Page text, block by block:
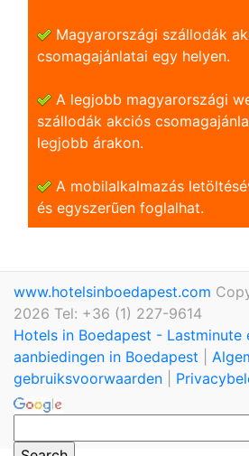
Magyarországi szállodák
csomagajánlatai egy helyen.
A legjobb magyarországi
szállodák akciós
legjobb árakon.
A mobilalkalmazás
és egyszerũen foglalhat.
www.hotelsinboedapest.com
2026 Tel: +36 (1) 227-9614
Hotels in Boedapest - Lastminute
aanbiedingen in Boedapest
gebruiksvoorwaarden